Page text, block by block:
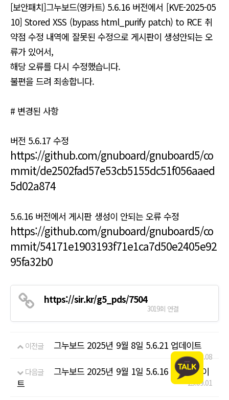
[보안패치]그누보드(영카트) 5.6.16 버전에서 [KVE-2025-05
10] Stored XSS (bypass html_purify patch) to RCE 취
약점 수정 내역에 잘못된 수정으로 게시판이 생성안되는 오
류가 있어서,
해당 오류를 다시 수정했습니다.
불편을 드려 죄송합니다.
# 변경된 사항
버전 5.6.17 수정
https://github.com/gnuboard/gnuboard5/co
mmit/de2502fad57e53cb5155dc51f056aaed
5d02a874
5.6.16 버전에서 게시판 생성이 안되는 오류 수정
https://github.com/gnuboard/gnuboard5/co
mmit/54171e1903193f71e1ca7d50e2405e92
95fa32b0
https://sir.kr/g5_pds/7504
3019회 연결
이전글 그누보드 2025년 9월 8일 5.6.21 업데이트
25.09.08
다음글
그누보드 2025년 9월 1일 5.6.16 보안업데이
트
25.09.01